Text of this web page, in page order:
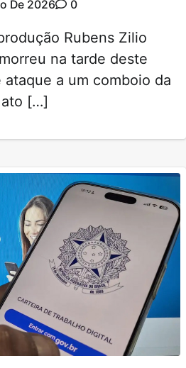
De 2026 0
Rubens Zilio
na tarde deste
a um comboio da
[…]